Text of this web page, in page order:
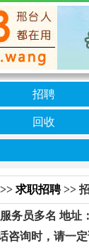
招聘
回收
>> 求职招聘>>
务员多名 地址
咨询时，请一